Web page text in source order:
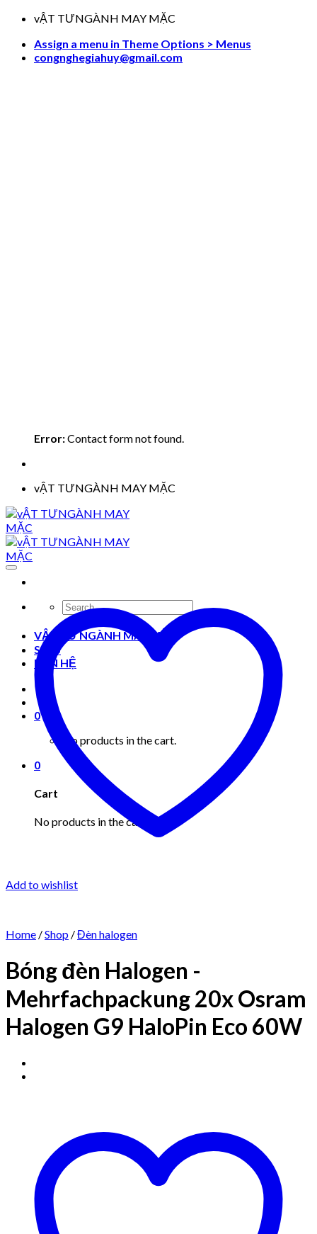
Skip
content
vẬT TƯNGÀNH MAY MẶC
Assign a menu in Theme Options > Menus
congnghegiahuy@gmail.com
Error:Contact form not found.
vẬT TƯNGÀNH MAY MẶC
Search
for:
VẬT TƯ NGÀNH MAY MẶC
Shop
LIÊN HỆ
0
No products in the cart.
0
Cart
No products in the cart.
Add to wishlist
Home /Shop /Đèn halogen
Bóng đèn Halogen -
Mehrfachpackung 20x Osram
Halogen G9 HaloPin Eco 60W